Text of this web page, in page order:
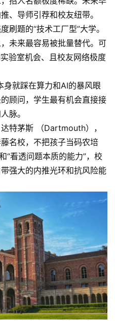
、导师引荐和校友纽带。
刷题的“技术工厂型”大学。
未来最容易被批量替代。可
验室机会、且校友网络极度
身就踩在算力和AI的暴风眼
顾问，学生最有机会直接接
脉。
特茅斯 （Dartmouth），
名校，不把孩子当码农培
“看透问题本质的能力”，校
强大的内推光环和抗风险能